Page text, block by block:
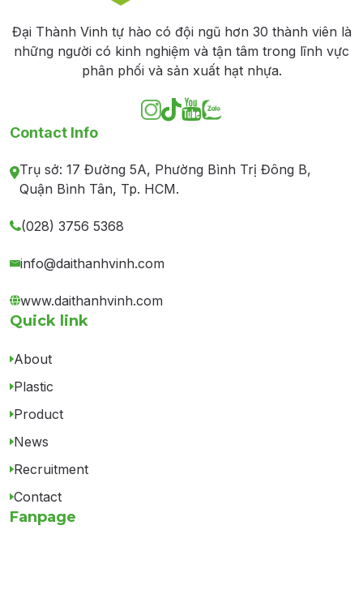
Đại Thành Vinh tự hào có đội ngũ hơn 30 thành viên là
những người có kinh nghiệm và tận tâm trong lĩnh vực
phân phối và sản xuất hạt nhựa.
Contact Info
Trụ sở: 17 Đường 5A, Phường Bình Trị Đông B,
Quận Bình Tân, Tp. HCM.
(028) 3756 5368
info@daithanhvinh.com
www.daithanhvinh.com
Quick link
About
Plastic
Product
News
Recruitment
Contact
Fanpage